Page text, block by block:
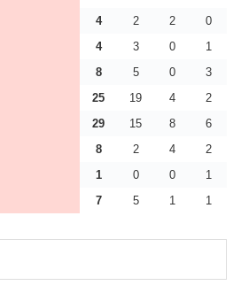
4 2 2
0
4 3 0
1
8 5 0
3
25 19 4
2
29 15 8
6
8 2 4
2
1 0 0
1
7 5 1 1